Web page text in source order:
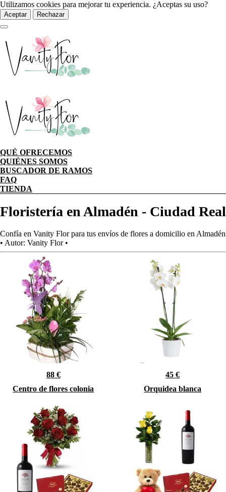
Utilizamos cookies para mejorar tu experiencia. ¿Aceptas su uso?
Aceptar Rechazar
QUÉ OFRECEMOS
QUIÉNES SOMOS
BUSCADOR DE RAMOS
FAQ
TIENDA
Floristería en Almadén - Ciudad Real
Confía en Vanity Flor para tus envíos de flores a domicilio en Almadén
• Autor: Vanity Flor •
88 €
Centro de flores colonia
45 €
Orquidea blanca